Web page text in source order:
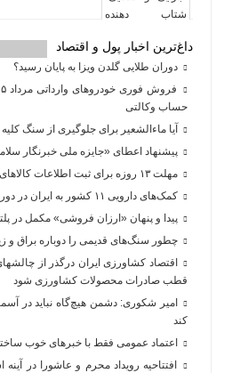
داغ‌ترین اخبار پول و اقتصاد
دوران طلایی گلدن ویزا به پایان رسید؟
حساب وکالتی
آیا ماءالشعیر برای جلوگیری از سنگ
پیشنهاد اعطای «جایزه ملی خبرنگار
مهلت ۱۳ روزه برای ثبت اطلاعات کالاهای پزشکی
کمک‌های دارویی ۱۱ کشور به ایران در دوران جنگ
پیدا و پنهان «ارزان فروشی» مکمل در
چطور سنگ‌های قدیمی را دوباره براق و
اقتصاد کشاورزی ایران درگذر از
قطب صادرات محصولات کشاورزی شود
امیر شکوری: دشمن هیچ‌گاه نباید در
کند
اعتماد عمومی فقط با خبرهای خوب
افتتاحیه رویداد محرم و عاشورا در